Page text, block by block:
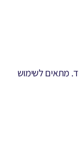
מתאים לשימוש